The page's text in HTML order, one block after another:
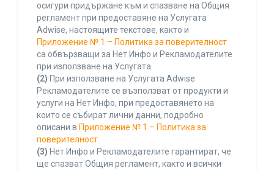
осигури придържане към и спазване на Общия
регламент при предоставяне на Услугата
Adwise, настоящите текстове, както и
Приложение № 1 – Политика за поверителност
са обвързващи за Нет Инфо и Рекламодателите
при използване на Услугата.
(2) При използване на Услугата Adwise
Рекламодателите се възползват от продукти и
услуги на Нет Инфо, при предоставянето на
които се събират лични данни, подробно
описани в Приложение № 1 – Политика за
поверителност.
(3) Нет Инфо и Рекламодателите гарантират, че
ще спазват Общия регламент, както и всички